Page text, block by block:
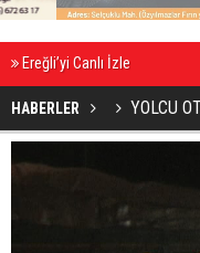
Ereğli’yi Canlı İzle
HABERLER YOLCU